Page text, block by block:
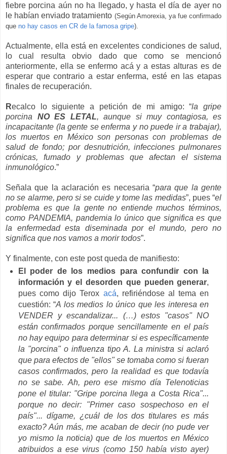
fiebre porcina aún no ha llegado, y hasta el día de ayer no
le habían enviado tratamiento (Según Amorexia, ya fue confirmado
que no hay casos en CR de la famosa gripe).
Actualmente, ella está en excelentes condiciones de salud,
lo cual resulta obvio dado que como se mencionó
anteriormente, ella se enfermo acá y a estas alturas es de
esperar que contrario a estar enferma, esté en las etapas
finales de recuperación.
Recalco lo siguiente a petición de mi amigo: “la gripe
porcina NO ES LETAL, aunque si muy contagiosa, es
incapacitante (la gente se enferma y no puede ir a trabajar),
los muertos en México son personas con problemas de
salud de fondo; por desnutrición, infecciones pulmonares
crónicas, fumado y problemas que afectan el sistema
inmunológico.”
Señala que la aclaración es necesaria “para que la gente
no se alarme, pero si se cuide y tome las medidas”, pues “el
problema es que la gente no entiende muchos términos,
como PANDEMIA, pandemia lo único que significa es que
la enfermedad esta diseminada por el mundo, pero no
significa que nos vamos a morir todos”.
Y finalmente, con este post queda de manifiesto:
El poder de los medios para confundir con la
información y el desorden que pueden generar,
pues como dijo Terox acá, refiriéndose al tema en
cuestión: “A los medios lo único que les interesa en
VENDER y escandalizar... (…) estos "casos" NO
están confirmados porque sencillamente en el país
no hay equipo para determinar si es específicamente
la "porcina" o influenza tipo A. La ministra si aclaró
que para efectos de "ellos" se tomaba como si fueran
casos confirmados, pero la realidad es que todavía
no se sabe. Ah, pero ese mismo día Telenoticias
pone el titular: "Gripe porcina llega a Costa Rica"...
porque no decir: "Primer caso sospechoso en el
país"... dígame, ¿cuál de los dos titulares es más
exacto? Aún más, me acaban de decir (no pude ver
yo mismo la noticia) que de los muertos en México
atribuidos a ese virus (como 150 había visto ayer)